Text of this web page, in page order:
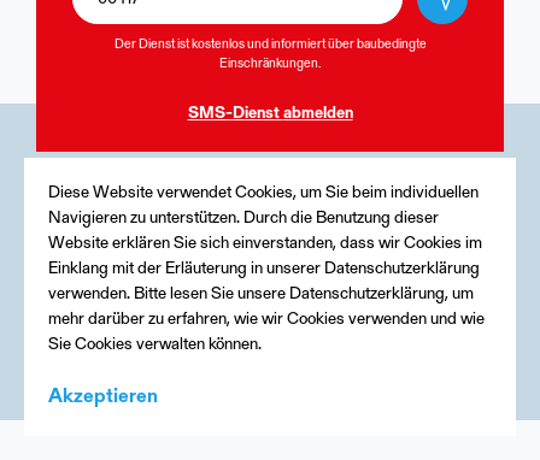
Der Dienst ist kostenlos und informiert über baubedingte
Einschränkungen.
SMS-Dienst abmelden
Medien
Kontakt
Impressum
Diese Website verwendet Cookies, um Sie beim individuellen
Navigieren zu unterstützen. Durch die Benutzung dieser
Website erklären Sie sich einverstanden, dass wir Cookies im
Einklang mit der Erläuterung in unserer Datenschutzerklärung
verwenden. Bitte lesen Sie unsere Datenschutzerklärung, um
mehr darüber zu erfahren, wie wir Cookies verwenden und wie
Sie Cookies verwalten können.
Akzeptieren